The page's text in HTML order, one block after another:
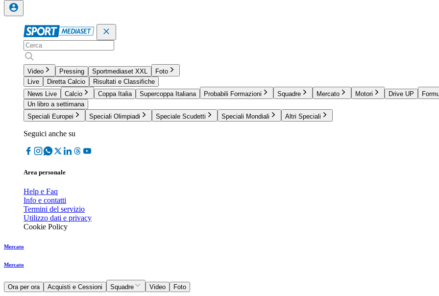
Video Pressing Sportmediaset XXL
Foto
Live
Diretta Calcio
Risultati e Classifiche
News Live
Calcio Coppa Italia Supercoppa Italiana Probabili Formazioni Squadre Mercato Motori Drive UP
Un libro a settimana
Speciali Europei
Speciali Olimpiadi Speciale Scudetti Speciali Mondiali Altri Speciali
Seguici anche su
Area personale
Help e Faq
Info e contatti
Termini del servizio
Utilizzo dati e privacy
Cookie Policy
Mercato
Mercato
Ora per ora Acquisti e Cessioni Squadre Video Foto